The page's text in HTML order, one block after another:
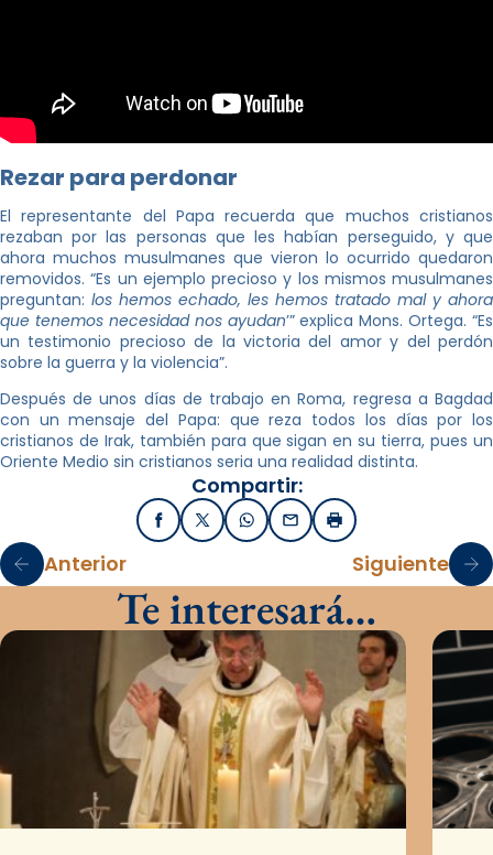
Rezar para perdonar
El representante del Papa recuerda que muchos cristianos
rezaban por las personas que les habían perseguido, y que
ahora muchos musulmanes que vieron lo ocurrido quedaron
removidos. “Es un ejemplo precioso y los mismos musulmanes
preguntan: los hemos echado, les hemos tratado mal y ahora
que tenemos necesidad nos ayudan’” explica Mons. Ortega. “Es
un testimonio precioso de la victoria del amor y del perdón
sobre la guerra y la violencia”.
Después de unos días de trabajo en Roma, regresa a Bagdad
con un mensaje del Papa: que reza todos los días por los
cristianos de Irak, también para que sigan en su tierra, pues un
Oriente Medio sin cristianos seria una realidad distinta.
Compartir:
FacebookX / TwitterWhatsApp
EmailImprimir
Anterior Siguiente
Te interesará…